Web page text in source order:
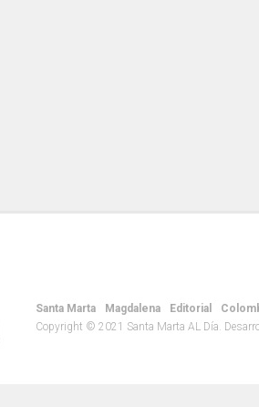
Santa Marta Magdalena Editorial
Copyright © 2021 Santa Marta AL Día.